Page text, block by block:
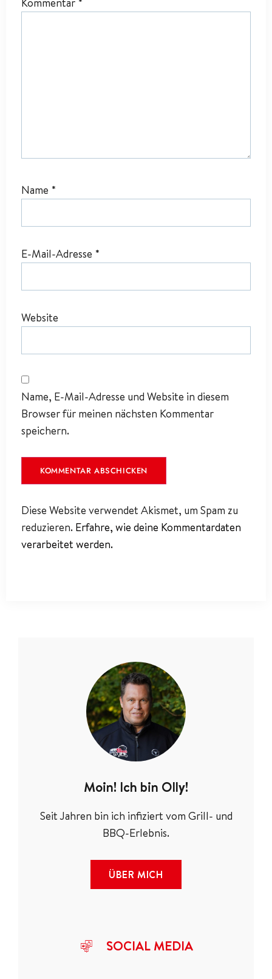
Name *
E-Mail-Adresse *
Website
Name, E-Mail-Adresse und Website in diesem
Browser für meinen nächsten Kommentar
speichern.
Diese Website verwendet Akismet, um Spam zu
reduzieren. Erfahre, wie deine Kommentardaten
verarbeitet werden.
Moin! Ich bin Olly!
Seit Jahren bin ich infiziert vom Grill- und
BBQ-Erlebnis.
ÜBER MICH
SOCIAL MEDIA